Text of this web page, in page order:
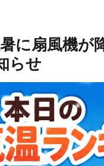
に扇風機
らせ